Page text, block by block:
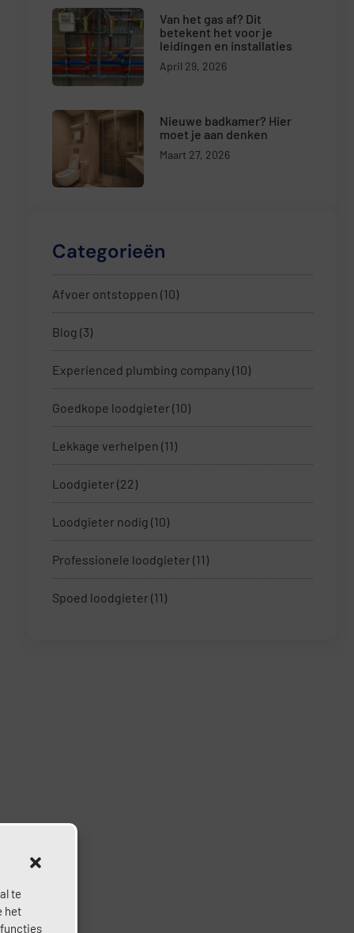
te
het
Van het gas af? Dit
betekent het voor je
leidingen en installaties
April 29, 2026
Nieuwe badkamer? Hier
moet je aan denken
Maart 27, 2026
Categorieën
Afvoer ontstoppen (10)
Blog (3)
Experienced plumbing company(10)
Goedkope loodgieter(10)
Lekkage verhelpen (11)
Loodgieter(22)
Loodgieter nodig (10)
Professionele loodgieter(11)
Spoed loodgieter(11)